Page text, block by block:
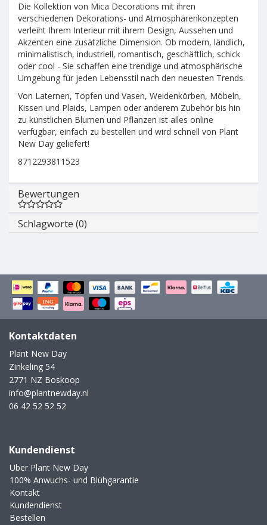
Die Kollektion von Mica Decorations mit ihren
verschiedenen Dekorations- und Atmosphärenkonzepten
verleiht Ihrem Interieur mit ihrem Design, Aussehen und
Akzenten eine zusätzliche Dimension. Ob modern, ländlich,
minimalistisch, industriell, romantisch, geschäftlich, schick
oder cool - Sie schaffen eine trendige und atmosphärische
Umgebung für jeden Lebensstil nach den neuesten Trends.
Von Laternen, Töpfen und Vasen, Weidenkörben, Möbeln,
Kissen und Plaids, Lampen oder anderem Zubehör bis hin
zu künstlichen Blumen und Pflanzen ist alles online
verfügbar, einfach zu bestellen und wird schnell von Plant
New Day geliefert!
8712293811523
Bewertungen
Schlagworte (0)
Kontaktdaten
Plant New Day
Zinkeling 54
2771 NZ Boskoop
info@plantnewday.nl
06 42 52 52 52
Kundendienst
Uber Plant New Day
100% Anwuchs- und Blühgarantie
Kontakt
Kundendienst
Bestellen